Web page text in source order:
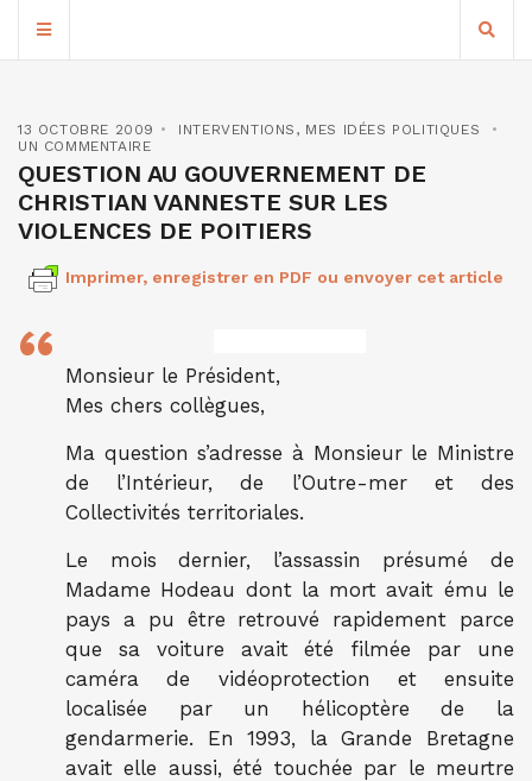
13 OCTOBRE 2009 INTERVENTIONS , MES IDÉES POLITIQUES
UN COMMENTAIRE
QUESTION AU GOUVERNEMENT DE
CHRISTIAN VANNESTE SUR LES
VIOLENCES DE POITIERS
Imprimer, enregistrer en PDF ou envoyer cet article
Monsieur le Président,
Mes chers collègues,
Ma question s’adresse à Monsieur le Ministre
de l’Intérieur, de l’Outre-mer et des
Collectivités territoriales.
Le mois dernier, l’assassin présumé de
Madame Hodeau dont la mort avait ému le
pays a pu être retrouvé rapidement parce
que sa voiture avait été filmée par une
caméra de vidéoprotection et ensuite
localisée par un hélicoptère de la
gendarmerie. En 1993, la Grande Bretagne
avait elle aussi, été touchée par le meurtre